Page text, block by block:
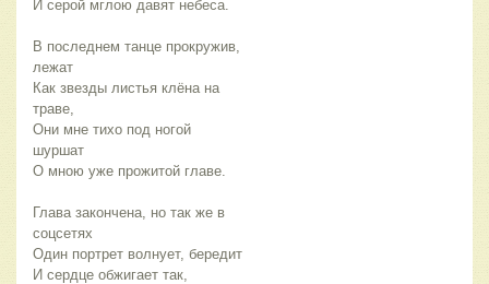
И серой мглою давят небеса.
В последнем танце прокружив,
лежат
Как звезды листья клёна на
траве,
Они мне тихо под ногой
шуршат
О мною уже прожитой главе.
Глава закончена, но так же в
соцсетях
Один портрет волнует, бередит
И сердце обжигает так,